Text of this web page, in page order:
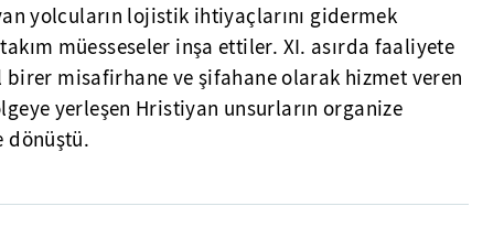
yolcuların lojistik ihtiyaçlarını gidermek
müesseseler inşa ettiler. XI. asırda faaliyete
misafirhane ve şifahane olarak hizmet veren
yerleşen Hristiyan unsurların organize
dönüştü.